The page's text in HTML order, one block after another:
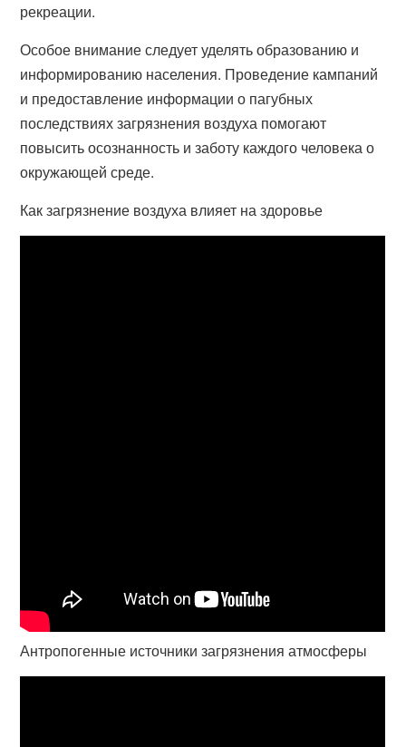
рекреации.
Особое внимание следует уделять образованию и
информированию населения. Проведение кампаний
и предоставление информации о пагубных
последствиях загрязнения воздуха помогают
повысить осознанность и заботу каждого человека о
окружающей среде.
Как загрязнение воздуха влияет на здоровье
Антропогенные источники загрязнения атмосферы